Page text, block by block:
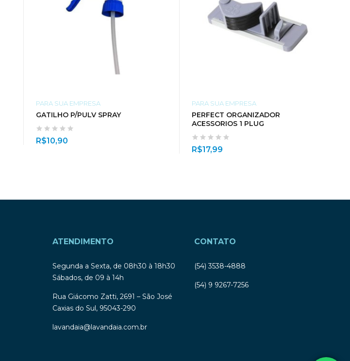
PARA SUA EMPRESA
GATILHO P/PULV SPRAY
R$10,90
PARA SUA EMPRESA
PERFECT ORGANIZADOR
ACESSORIOS 1 PLUG
R$17,99
ATENDIMENTO
Segunda a Sexta, de 08h30 à 18h30
Sábados, de 09 à 14h
Rua Giácomo Zatti, 2691 – São José
Caxias do Sul, 95043-290
lavandaia@lavandaia.com.br
CONTATO
(54) 3538-4888
(54) 9 9267-7256